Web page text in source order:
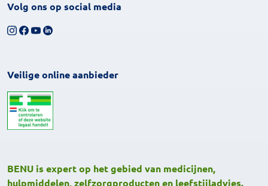
Volg ons op social media
Volg ons op Instagram
Volg ons op Facebook
Bekijk ons YouTube-kanaal
Volg ons op LinkedIn
Veilige online aanbieder
BENU is expert op het gebied van medicijnen,
hulpmiddelen, zelfzorgproducten en leefstijladvies.